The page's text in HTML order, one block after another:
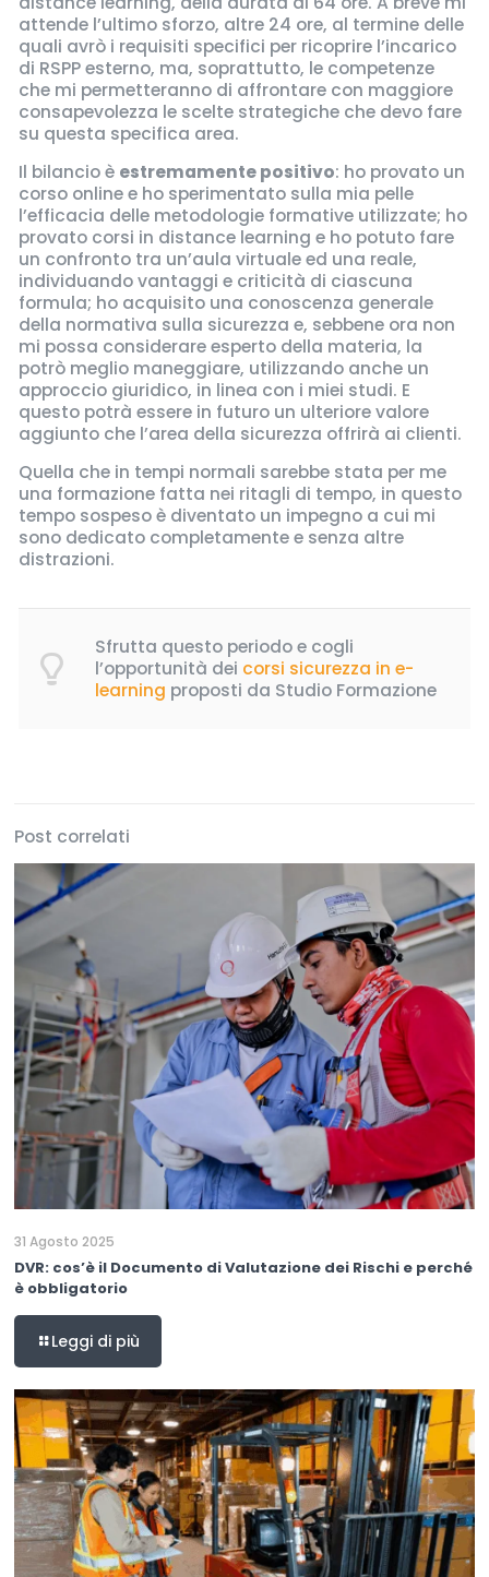
attende l’ultimo sforzo, altre 24 ore, al termine delle
quali avrò i requisiti specifici per ricoprire l’incarico
di RSPP esterno, ma, soprattutto, le competenze
che mi permetteranno di affrontare con maggiore
consapevolezza le scelte strategiche che devo fare
su questa specifica area.
Il bilancio è estremamente positivo: ho provato un
corso online e ho sperimentato sulla mia pelle
l’efficacia delle metodologie formative utilizzate; ho
provato corsi in distance learning e ho potuto fare
un confronto tra un’aula virtuale ed una reale,
individuando vantaggi e criticità di ciascuna
formula; ho acquisito una conoscenza generale
della normativa sulla sicurezza e, sebbene ora non
mi possa considerare esperto della materia, la
potrò meglio maneggiare, utilizzando anche un
approccio giuridico, in linea con i miei studi. E
questo potrà essere in futuro un ulteriore valore
aggiunto che l’area della sicurezza offrirà ai clienti.
Quella che in tempi normali sarebbe stata per me
una formazione fatta nei ritagli di tempo, in questo
tempo sospeso è diventato un impegno a cui mi
sono dedicato completamente e senza altre
distrazioni.
Sfrutta questo periodo e cogli
l’opportunità dei corsi sicurezza in e-
learning proposti da Studio Formazione
Post correlati
31 Agosto 2025
DVR: cos’è il Documento di Valutazione dei Rischi e perché
è obbligatorio
Leggi di più